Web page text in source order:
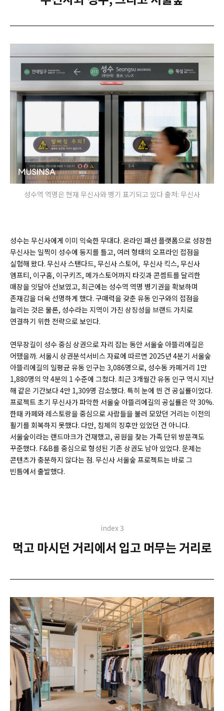
성수역 역명은 현재 무신사와 병기 표기되고 있다 출처: 무신사
성수는 무신사에게 이미 익숙한 무대다. 온라인 패션 플랫폼으로 성장한
무신사는 일찍이 성수에 둥지를 틀고, 여러 형태의 오프라인 접점을
실험해 왔다. 무신사 스탠다드, 무신사 스토어, 무신사 킥스, 무신사
엠프티, 이구홈, 이구키즈, 메가스토어까지 타깃과 콘셉트를 달리한
매장을 잇달아 선보였고, 최근에는 성수역 역명 병기권을 확보하며
존재감을 더욱 선명하게 했다. 구매력을 갖춘 유동 인구와의 접점을
늘리는 것은 물론, 성수라는 지역이 가진 상징성을 브랜드 가치로
연결하기 위한 전략으로 보인다.
연무장길이 성수 중심 상권으로 자리 잡는 동안 서울숲 아뜰리에길은
어땠을까. 서울시 상권분석서비스 자료에 따르면 2025년 4분기 서울숲
아뜰리에길의 일평균 유동 인구는 3,086명으로, 성수동 카페거리 1만
1,880명의 약 4분의 1 수준에 그쳤다. 최근 3개월간 유동 인구 역시 지난
해 같은 기간보다 4만 1,309명 감소했다. 특히 눈에 띈 건 공실률이었다.
프로젝트 초기 무신사가 파악한 서울숲 아뜰리에길의 공실률은 약 30%.
한때 카페와 레스토랑을 중심으로 사람들을 불러 모았던 거리는 이전의
활기를 회복하지 못했다. 다만, 침체의 징후만 있었던 건 아니다.
서울숲이라는 랜드마크가 건재했고, 공원을 찾는 가족 단위 방문객도
꾸준했다. F&B를 중심으로 형성된 기존 상권도 남아 있었다. 문제는
콘텐츠가 충분하지 않다는 점. 무신사 서울숲 프로젝트는 바로 그
빈틈에서 출발했다.
index 3
먹고 마시던 거리에서 입고 머무는 거리로